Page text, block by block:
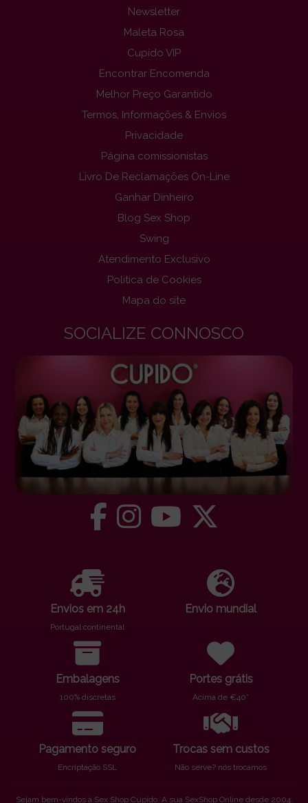
Newsletter
Maleta Rosa
Cupido VIP
Encontrar Encomenda
Melhor Preço Garantido
Termos, Informações & Envios
Privacidade
Página comissionistas
Livro De Reclamações On-Line
Ganhar Dinheiro
Blog Sex Shop
Swing
Atendimento Exclusivo
Politica de Cookies
Mapa do site
SOCIALIZE CONNOSCO
Envios em 24h
Portugal continental
Envio mundial
Embalagens
100% discretas
Portes grátis
Acima de €40*
Pagamento seguro
Encriptação SSL
Trocas sem custos
Não serve? nós trocamos
Sejam bem-vindos à Sex Shop Cupido. A sua SexShop Online desde 2004.